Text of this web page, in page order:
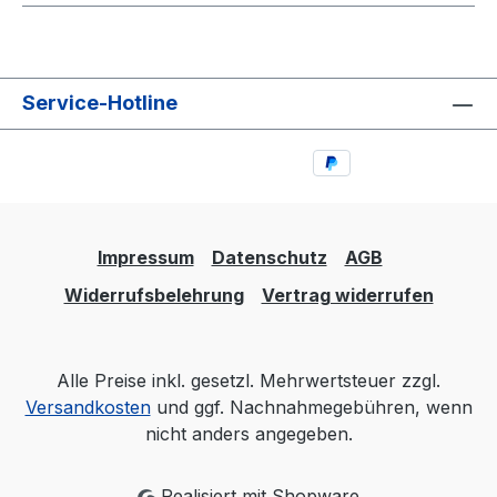
Service-Hotline
Impressum Datenschutz
AGB
Widerrufsbelehrung
Vertrag widerrufen
Alle Preise inkl. gesetzl. Mehrwertsteuer zzgl.
Versandkostenund ggf. Nachnahmegebühren, wenn
nicht anders angegeben.